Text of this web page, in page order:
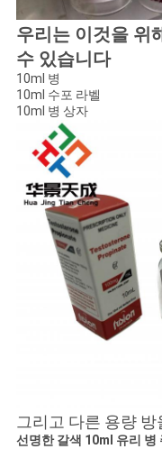
우리는 이것을 위
수 있습니다
10ml 병
10ml 수포 라벨
10ml 병 상자
그리고 다른 용량
선명한 갈색 10ml 유리 병